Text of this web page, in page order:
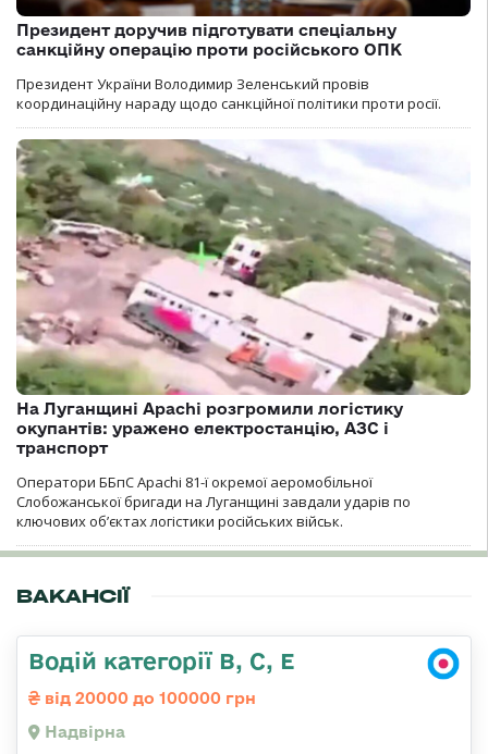
Президент доручив підготувати спеціальну
санкційну операцію проти російського ОПК
Президент України Володимир Зеленський провів
координаційну нараду щодо санкційної політики проти росії.
На Луганщині Apachi розгромили логістику
окупантів: уражено електростанцію, АЗС і
транспорт
Оператори ББпС Apachi 81-ї окремої аеромобільної
Слобожанської бригади на Луганщині завдали ударів по
ключових об’єктах логістики російських військ.
ВАКАНСІЇ
Водій категорії В, С, Е
від 20000 до 100000 грн
Надвірна